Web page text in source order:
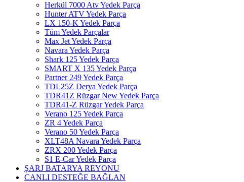
Herkül 7000 Atv Yedek Parça
Hunter ATV Yedek Parça
LX 150-K Yedek Parça
Tüm Yedek Parçalar
Max Jet Yedek Parça
Navara Yedek Parça
Shark 125 Yedek Parça
SMART X 135 Yedek Parça
Partner 249 Yedek Parça
TDL25Z Derya Yedek Parça
TDR41Z Rüzgar New Yedek Parça
TDR41-Z Rüzgar Yedek Parça
Verano 125 Yedek Parça
ZR 4 Yedek Parça
Verano 50 Yedek Parça
XLT48A Navara Yedek Parça
ZRX 200 Yedek Parça
S1 E-Car Yedek Parça
ŞARJ BATARYA REYONU
CANLI DESTEĞE BAĞLAN